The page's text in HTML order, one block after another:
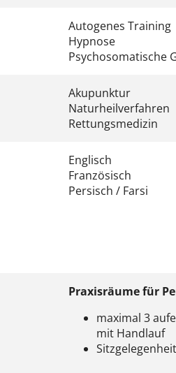
Autogenes Training
Hypnose
Psychosomatische
Akupunktur
Naturheilverfahren
Rettungsmedizin
Englisch
Französisch
Persisch / Farsi
Praxisräume für
maximal 3
mit Handlauf